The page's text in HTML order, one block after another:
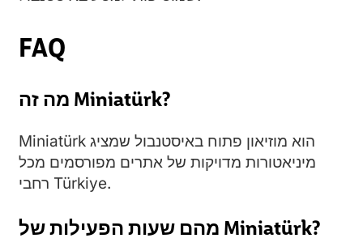
FAQ
מה זה Miniatürk?
Miniatürk הוא מוזיאון פתוח באיסטנבול שמציג
מיניאטורות מדויקות של אתרים מפורסמים מכל
רחבי Türkiye.
מהם שעות הפעילות של Miniatürk?